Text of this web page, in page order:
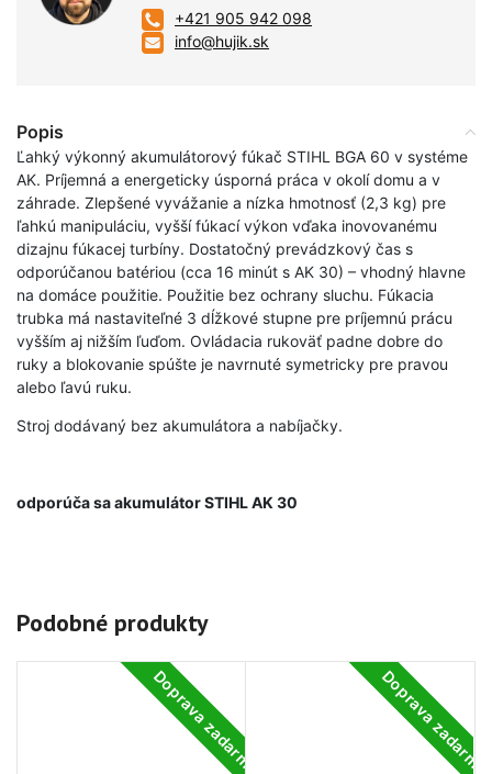
+421 905 942 098
info@hujik.sk
Popis
Ľahký výkonný akumulátorový fúkač STIHL BGA 60 v systéme
AK. Príjemná a energeticky úsporná práca v okolí domu a v
záhrade. Zlepšené vyvážanie a nízka hmotnosť (2,3 kg) pre
ľahkú manipuláciu, vyšší fúkací výkon vďaka inovovanému
dizajnu fúkacej turbíny. Dostatočný prevádzkový čas s
odporúčanou batériou (cca 16 minút s AK 30) – vhodný hlavne
na domáce použitie. Použitie bez ochrany sluchu. Fúkacia
trubka má nastaviteľné 3 dĺžkové stupne pre príjemnú prácu
vyšším aj nižším ľuďom. Ovládacia rukoväť padne dobre do
ruky a blokovanie spúšte je navrnuté symetricky pre pravou
alebo ľavú ruku.
Stroj dodávaný bez akumulátora a nabíjačky.
odporúča sa akumulátor STIHL AK 30
Podobné produkty
Doprava zadarmo Doprava zadarmo